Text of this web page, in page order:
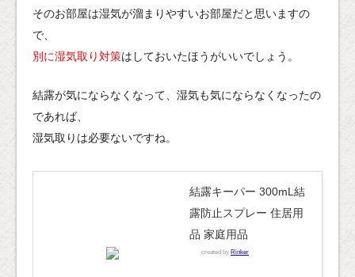
そのお部屋は湿気が溜まりやすいお部屋だと思いますの
で、
別に湿気取り対策はしておいたほうがいいでしょう。
結露が気にならなくなって、湿気も気にならなくなったの
であれば、
湿気取りは必要ないですね。
結露キーパー 300mL結
露防止スプレー 住居用
品 家庭用品
created by Rinker